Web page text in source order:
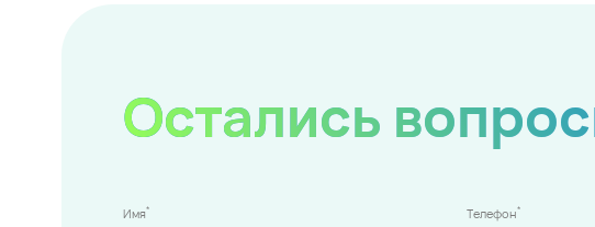
Остались
Имя* Телефон*